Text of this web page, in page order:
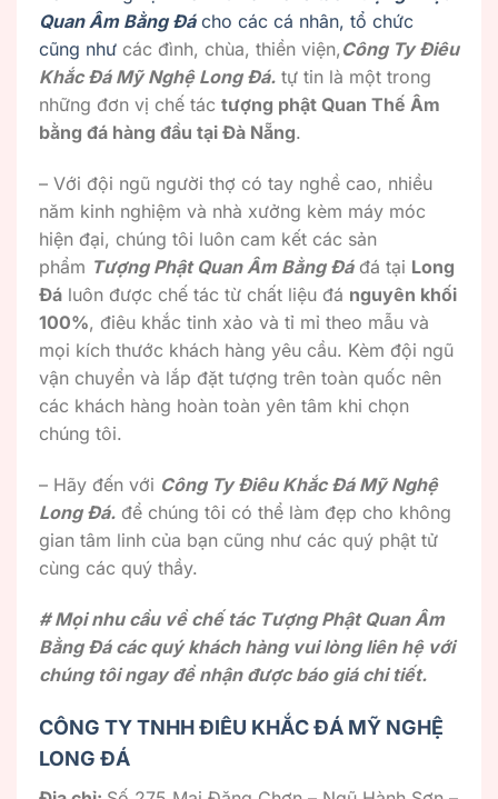
Quan Âm Bằng Đácho các cá nhân, tổ chức
cũng như các đình, chùa, thiền viện, Công Ty Điêu
Khắc Đá Mỹ Nghệ Long Đá. tự tin là một trong
những đơn vị chế tác tượng phật Quan Thế Âm
bằng đá hàng đầu tại Đà Nẵng.
– Với đội ngũ người thợ có tay nghề cao, nhiều
năm kinh nghiệm và nhà xưởng kèm máy móc
hiện đại, chúng tôi luôn cam kết các sản
phẩm Tượng Phật Quan Âm Bằng Đáđá tại Long
Đá luôn được chế tác từ chất liệu đá nguyên khối
100%, điêu khắc tinh xảo và tỉ mỉ theo mẫu và
mọi kích thước khách hàng yêu cầu. Kèm đội ngũ
vận chuyển và lắp đặt tượng trên toàn quốc nên
các khách hàng hoàn toàn yên tâm khi chọn
chúng tôi.
– Hãy đến với Công Ty Điêu Khắc Đá Mỹ Nghệ
Long Đá. để chúng tôi có thể làm đẹp cho không
gian tâm linh của bạn cũng như các quý phật tử
cùng các quý thầy.
# Mọi nhu cầu về chế tác Tượng Phật Quan Âm
Bằng Đá các quý khách hàng vui lòng liên hệ với
chúng tôi ngay để nhận được báo giá chi tiết.
CÔNG TY TNHH ĐIÊU KHẮC ĐÁ MỸ NGHỆ
LONG ĐÁ